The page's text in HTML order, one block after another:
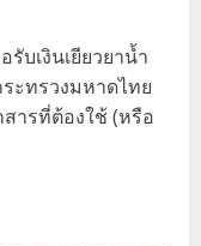
บเงินเยียวยาน้ำ
ะทรวงมหาดไทย
ารที่ต้องใช้ (หรือ